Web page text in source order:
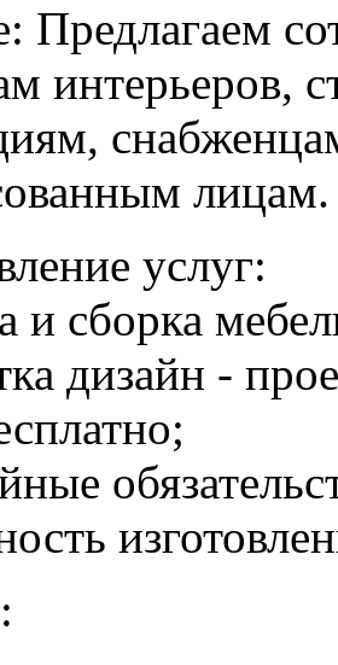
Предлагаем
интерьеров,
лицам.
услуг:
и сборка
дизайн -